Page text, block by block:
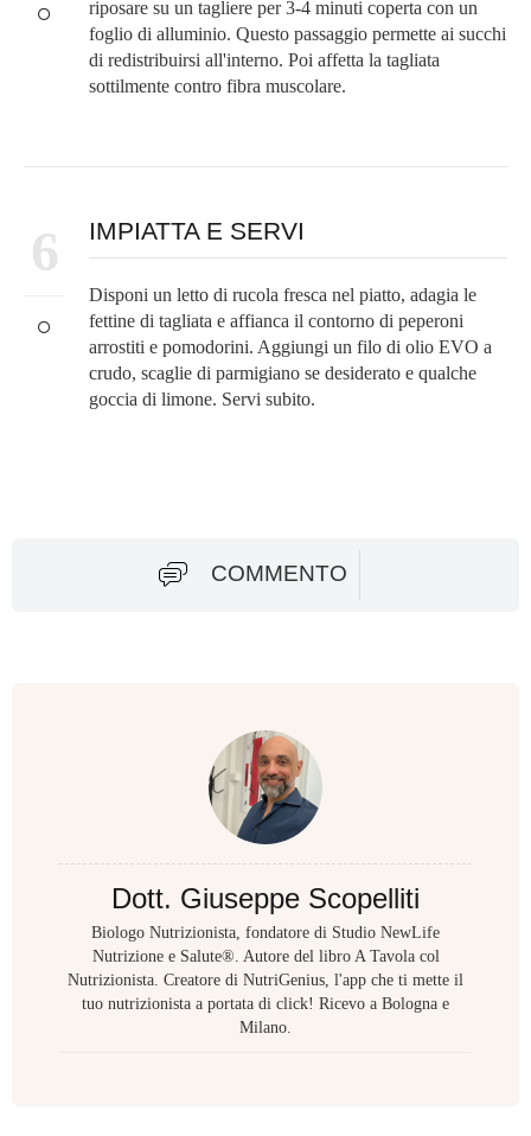
riposare su un tagliere per 3-4 minuti coperta con un
foglio di alluminio. Questo passaggio permette ai succhi
di redistribuirsi all'interno. Poi affetta la tagliata
sottilmente contro fibra muscolare.
6 IMPIATTA E SERVI
Disponi un letto di rucola fresca nel piatto, adagia le
fettine di tagliata e affianca il contorno di peperoni
arrostiti e pomodorini. Aggiungi un filo di olio EVO a
crudo, scaglie di parmigiano se desiderato e qualche
goccia di limone. Servi subito.
COMMENTO
Dott. Giuseppe Scopelliti
Biologo Nutrizionista, fondatore di Studio NewLife
Nutrizione e Salute®. Autore del libro A Tavola col
Nutrizionista. Creatore di NutriGenius, l'app che ti mette il
tuo nutrizionista a portata di click! Ricevo a Bologna e
Milano.